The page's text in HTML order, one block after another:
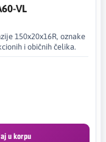
VL
150x20x16R, oznake
i običnih čelika.
u korpu